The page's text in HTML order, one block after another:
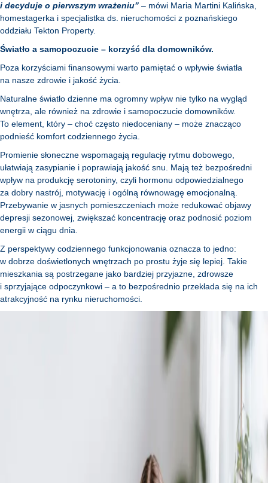
i decyduje o pierwszym wrażeniu” – mówi Maria Martini Kalińska,
homestagerka i specjalistka ds. nieruchomości z poznańskiego
oddziału Tekton Property.
Światło a samopoczucie – korzyść dla domowników.
Poza korzyściami finansowymi warto pamiętać o wpływie światła
na nasze zdrowie i jakość życia.
Naturalne światło dzienne ma ogromny wpływ nie tylko na wygląd
wnętrza, ale również na zdrowie i samopoczucie domowników.
To element, który – choć często niedoceniany – może znacząco
podnieść komfort codziennego życia.
Promienie słoneczne wspomagają regulację rytmu dobowego,
ułatwiają zasypianie i poprawiają jakość snu. Mają też bezpośredni
wpływ na produkcję serotoniny, czyli hormonu odpowiedzialnego
za dobry nastrój, motywację i ogólną równowagę emocjonalną.
Przebywanie w jasnych pomieszczeniach może redukować objawy
depresji sezonowej, zwiększać koncentrację oraz podnosić poziom
energii w ciągu dnia.
Z perspektywy codziennego funkcjonowania oznacza to jedno:
w dobrze doświetlonych wnętrzach po prostu żyje się lepiej. Takie
mieszkania są postrzegane jako bardziej przyjazne, zdrowsze
i sprzyjające odpoczynkowi – a to bezpośrednio przekłada się na ich
atrakcyjność na rynku nieruchomości.